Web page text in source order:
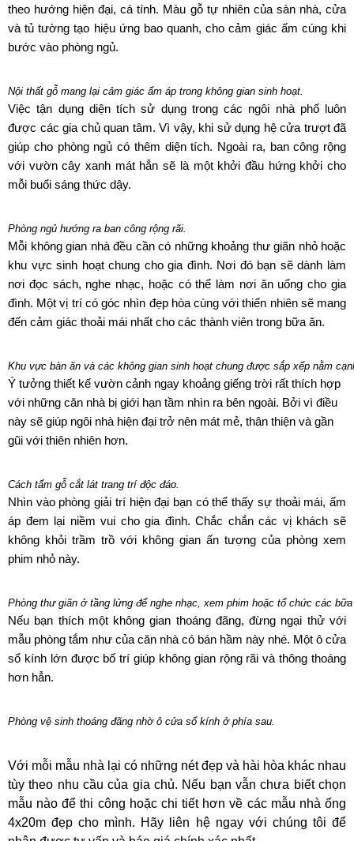
theo hướng hiện đại, cá tính. Màu gỗ tự nhiên của sàn nhà, cửa
và tủ tường tạo hiệu ứng bao quanh, cho cảm giác ấm cúng khi
bước vào phòng ngủ.
Nội thất gỗ mang lại cảm giác ấm áp trong không gian sinh hoạt.
Việc tận dụng diện tích sử dụng trong các ngôi nhà phố luôn
được các gia chủ quan tâm. Vì vậy, khi sử dụng hệ cửa trượt đã
giúp cho phòng ngủ có thêm diện tích. Ngoài ra, ban công rộng
với vườn cây xanh mát hẳn sẽ là một khởi đầu hứng khởi cho
mỗi buổi sáng thức dậy.
Phòng ngủ hướng ra ban công rộng rãi.
Mỗi không gian nhà đều cần có những khoảng thư giãn nhỏ hoặc
khu vực sinh hoạt chung cho gia đình. Nơi đó bạn sẽ dành làm
nơi đọc sách, nghe nhạc, hoặc có thể làm nơi ăn uống cho gia
đình. Một vị trí có góc nhìn đẹp hòa cùng với thiến nhiên sẽ mang
đến cảm giác thoải mái nhất cho các thành viên trong bữa ăn.
Khu vực bàn ăn và các không gian sinh hoạt chung được sắp xếp nằm
Ý tưởng thiết kế vườn cảnh ngay khoảng giếng trời rất thích hợp
với những căn nhà bị giới hạn tầm nhìn ra bên ngoài. Bởi vì điều
này sẽ giúp ngôi nhà hiện đại trở nên mát mẻ, thân thiện và gần
gũi với thiên nhiên hơn.
Cách tấm gỗ cắt lát trang trí độc đáo.
Nhìn vào phòng giải trí hiện đại bạn có thể thấy sự thoải mái, ấm
áp đem lại niềm vui cho gia đình. Chắc chắn các vị khách sẽ
không khỏi trầm trồ với không gian ấn tượng của phòng xem
phim nhỏ này.
Phòng thư giãn ở tầng lửng để nghe nhạc, xem phim hoặc tổ chức các
Nếu bạn thích một không gian thoáng đãng, đừng ngại thử với
mẫu phòng tắm như của căn nhà có bán hầm này nhé. Một ô cửa
sổ kính lớn được bố trí giúp không gian rộng rãi và thông thoáng
hơn hẳn.
Phòng vệ sinh thoáng đãng nhờ ô cửa sổ kính ở phía sau.
Với mỗi mẫu nhà lại có những nét đẹp và hài hòa khác nhau
tùy theo nhu cầu của gia chủ. Nếu bạn vẫn chưa biết chọn
mẫu nào để thi công hoặc chi tiết hơn về các mẫu nhà ống
4x20m đẹp cho mình. Hãy liên hệ ngay với chúng tôi để